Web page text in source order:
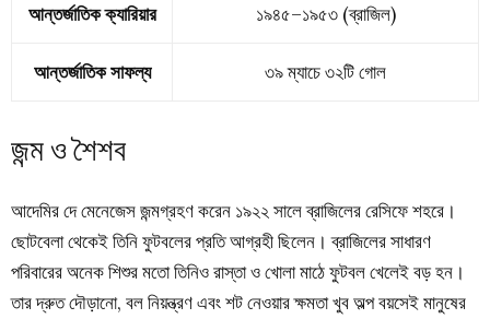
আন্তর্জাতিক ক্যারিয়ার ১৯৪৫–১৯৫৩(ব্রাজিল)
আন্তর্জাতিক সাফল্য ৩৯ ম্যাচে ৩২টি গোল
জন্ম ও শৈশব
আদেমির দে মেনেজেস জন্মগ্রহণ করেন ১৯২২ সালে ব্রাজিলের রেসিফে শহরে।
ছোটবেলা থেকেই তিনি ফুটবলের প্রতি আগ্রহী ছিলেন। ব্রাজিলের সাধারণ
পরিবারের অনেক শিশুর মতো তিনিও রাস্তা ও খোলা মাঠে ফুটবল খেলেই বড় হন।
তার দ্রুত দৌড়ানো, বল নিয়ন্ত্রণ এবং শট নেওয়ার ক্ষমতা খুব অল্প বয়সেই মানুষের